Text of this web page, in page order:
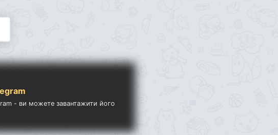
- ви можете завантажити його